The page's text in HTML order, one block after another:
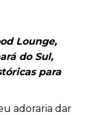
Lounge,
do Sul,
para
adoraria dar